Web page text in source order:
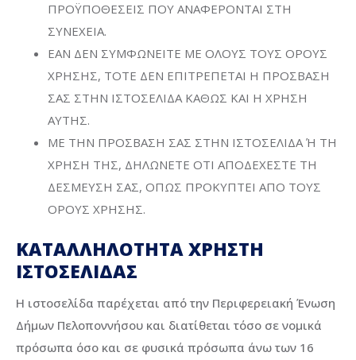
ΠΡΟΫΠΟΘΕΣΕΙΣ ΠΟΥ ΑΝΑΦΕΡΟΝΤΑΙ ΣΤΗ
ΣΥΝΕΧΕΙΑ.
ΕΑΝ ΔΕΝ ΣΥΜΦΩΝΕΙΤΕ ΜΕ ΟΛΟΥΣ ΤΟΥΣ ΟΡΟΥΣ
ΧΡΗΣΗΣ, ΤΟΤΕ ΔΕΝ ΕΠΙΤΡΕΠΕΤΑΙ Η ΠΡΟΣΒΑΣΗ
ΣΑΣ ΣΤΗΝ ΙΣΤΟΣΕΛΙΔΑ ΚΑΘΩΣ ΚΑΙ Η ΧΡΗΣΗ
ΑΥΤΗΣ.
ΜΕ ΤΗΝ ΠΡΟΣΒΑΣΗ ΣΑΣ ΣΤΗΝ ΙΣΤΟΣΕΛΙΔΑ Ή ΤΗ
ΧΡΗΣΗ ΤΗΣ, ΔΗΛΩΝΕΤΕ ΟΤΙ ΑΠΟΔΕΧΕΣΤΕ ΤΗ
ΔΕΣΜΕΥΣΗ ΣΑΣ, ΟΠΩΣ ΠΡΟΚΥΠΤΕΙ ΑΠΟ ΤΟΥΣ
ΟΡΟΥΣ ΧΡΗΣΗΣ.
ΚΑΤΑΛΛΗΛΟΤΗΤΑ ΧΡΗΣΤΗ
ΙΣΤΟΣΕΛΙΔΑΣ
Η ιστοσελίδα παρέχεται από την Περιφερειακή Ένωση
Δήμων Πελοποννήσου και διατίθεται τόσο σε νομικά
πρόσωπα όσο και σε φυσικά πρόσωπα άνω των 16